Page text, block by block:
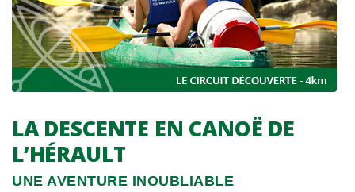
LA DESCENTE EN CANOË DE
L’HÉRAULT
UNE AVENTURE INOUBLIABLE